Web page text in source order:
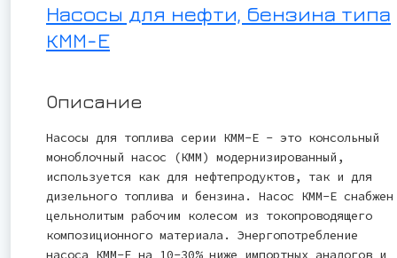
Насосы для нефти, бензина типа
КММ-Е
Описание
Насосы для топлива серии КММ-Е - это консольный
моноблочный насос (КММ) модернизированный,
используется как для нефтепродуктов, так и для
дизельного топлива и бензина. Насос КММ-Е снабжен
цельнолитым рабочим колесом из токопроводящего
композиционного материала. Энергопотребление
насоса КММ-Е на 10-30% ниже импортных аналогов и